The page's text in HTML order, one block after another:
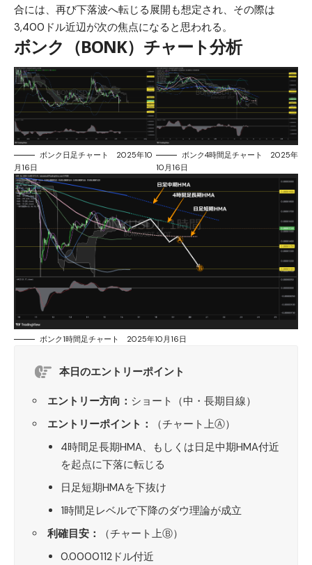
合には、再び下落波へ転じる展開も想定され、その際は
3,400ドル近辺が次の焦点になると思われる。
ボンク（BONK）チャート分析
ボンク日足チャート 2025年10
月16日
ボンク4時間足チャート 2025年
10月16日
ボンク1時間足チャート 2025年10月16日
本日のエントリーポイント
エントリー方向： ショート（中・長期目線）
エントリーポイント：
（チャート上Ⓐ）
4時間足長期HMA、もしくは日足中期HMA付近
を起点に下落に転じる
日足短期HMAを下抜け
1時間足レベルで下降のダウ理論が成立
利確目安：
（チャート上Ⓑ）
0.0000112ドル付近